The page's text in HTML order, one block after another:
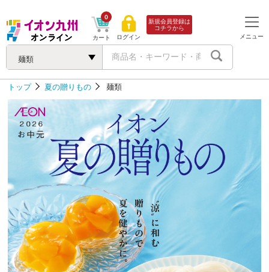
麺類
カート
0
ログイン
新規会員登録は
コチラから
メニュー
トップ 夏の贈りもの 麺類